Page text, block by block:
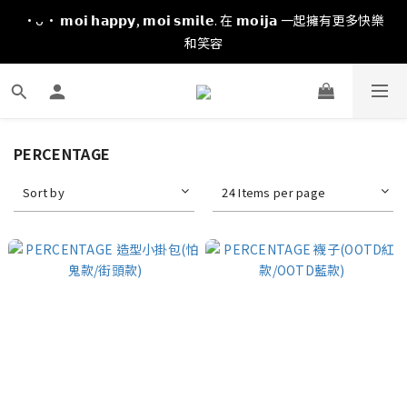
·ᴗ· 𝗺𝗼𝗶 𝗵𝗮𝗽𝗽𝘆, 𝗺𝗼𝗶 𝘀𝗺𝗶𝗹𝗲. 在 𝗺𝗼𝗶𝗷𝗮 一起擁有更多快樂
和笑容
PERCENTAGE
Sort by 24 Items per page